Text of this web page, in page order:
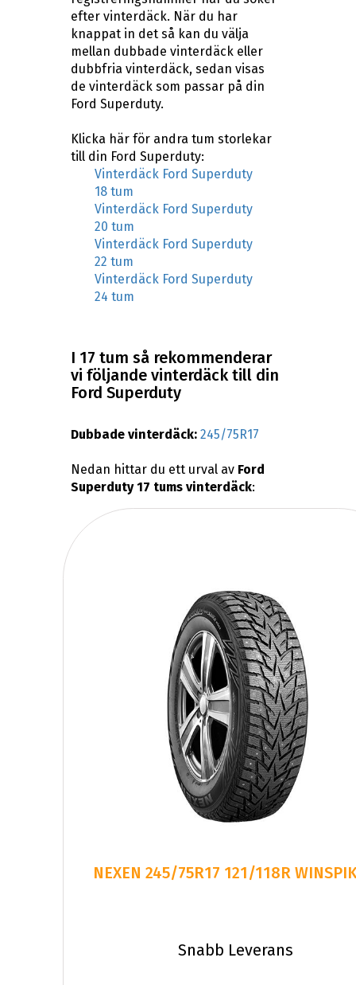
efter vinterdäck. När du har
knappat in det så kan du välja
mellan dubbade vinterdäck eller
dubbfria vinterdäck, sedan visas
de vinterdäck som passar på din
Ford Superduty.
Klicka här för andra tum storlekar
till din Ford Superduty:
Vinterdäck Ford Superduty
18 tum
Vinterdäck Ford Superduty
20 tum
Vinterdäck Ford Superduty
22 tum
Vinterdäck Ford Superduty
24 tum
I 17 tum så rekommenderar
vi följande vinterdäck till din
Ford Superduty
Dubbade vinterdäck: 245/75R17
Nedan hittar du ett urval av Ford
Superduty 17 tums vinterdäck:
NEXEN 245/75R17 121/118R
Snabb Leverans